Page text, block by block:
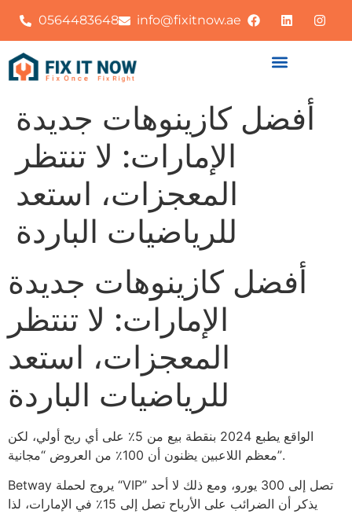
0564483648 info@fixitnow.ae
أفضل كازينوهات جديدة
الإمارات: لا تنتظر
المعجزات، استعد
للرياضيات الباردة
أفضل كازينوهات جديدة
الإمارات: لا تنتظر
المعجزات، استعد
للرياضيات الباردة
الواقع يطبع 2024 بنقطة بيع من 5٪ على أي ربح أولي، لكن
معظم اللاعبين يظنون أن 100٪ من العروض “مجانية”.
Betway يروج لحملة “VIP” تصل إلى 300 يورو، ومع ذلك لا أحد
يذكر أن الضرائب على الأرباح تصل إلى 15٪ في الإمارات، لذا